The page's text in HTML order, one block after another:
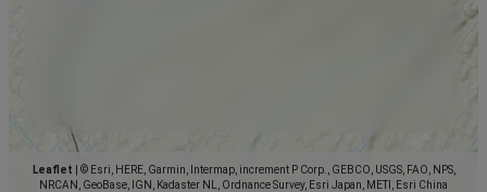
Leaflet
© Esri, HERE, Garmin, Intermap, increment P Corp., GEBCO, USGS, FAO, NPS,
NRCAN, GeoBase, IGN, Kadaster NL, Ordnance Survey, Esri Japan, METI, Esri China